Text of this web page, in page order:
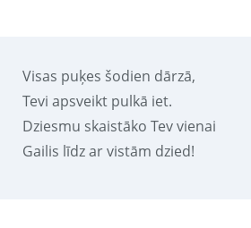
Visas puķes šodien dārzā,
Tevi apsveikt pulkā iet.
Dziesmu skaistāko Tev vienai
Gailis līdz ar vistām dzied!